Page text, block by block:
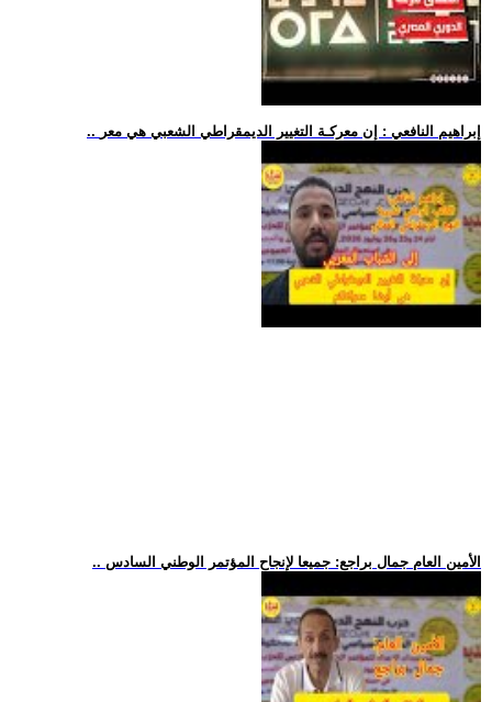
.. إبراهيم النافعي : إن معركـة التغيير الديمقراطي الشعبي هي معر
.. الأمين العام جمال براجع: جميعا لإنجاح المؤتمر الوطني السادس